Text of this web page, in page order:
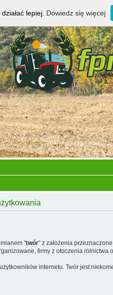
"twór" z założenia
firmy z otoczenia rolnictwa
internetu. Twór jest
lepiej. Dowiedz się więcej